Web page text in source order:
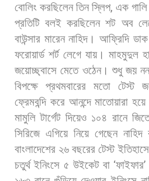
বোলিং করছিলেন তিন স্লিপ, এক গালি
প্রতিটি বলই করছিলেন শট অব
বাউন্সার মারেন নাহিদ। আফ্রিদি ডাক
ফরোয়ার্ড শর্ট লেগে যায়। মাহমুদুল
জয়োচ্ছ্বাসে মেতে ওঠেন। শুধু জয়
বিপক্ষে
প্রথমবারের মতো টেস্ট
ফ্রেমবন্দি করে আনন্দে মাতোয়ারা
মামুলি টার্গেট দিয়েও ১০৪ রানে
সিরিজে এগিয়ে নিয়ে গেছেন নাহিদ
বাংলাদেশের ২৬ বছরের টেস্ট ইতিহাসে
চতুর্থ ইনিংসে ৫ উইকেট বা ‘ফাইফার’